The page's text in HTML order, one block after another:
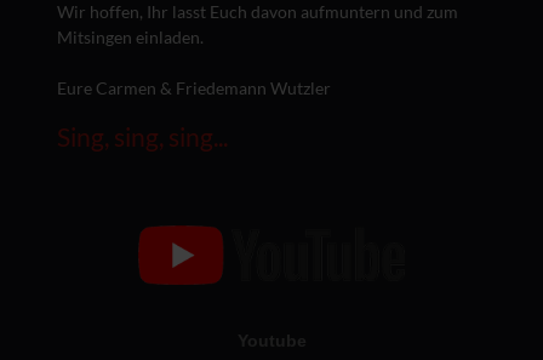
Wir hoffen, Ihr lasst Euch davon aufmuntern und zum
Mitsingen einladen.
Eure Carmen & Friedemann Wutzler
Sing, sing, sing...